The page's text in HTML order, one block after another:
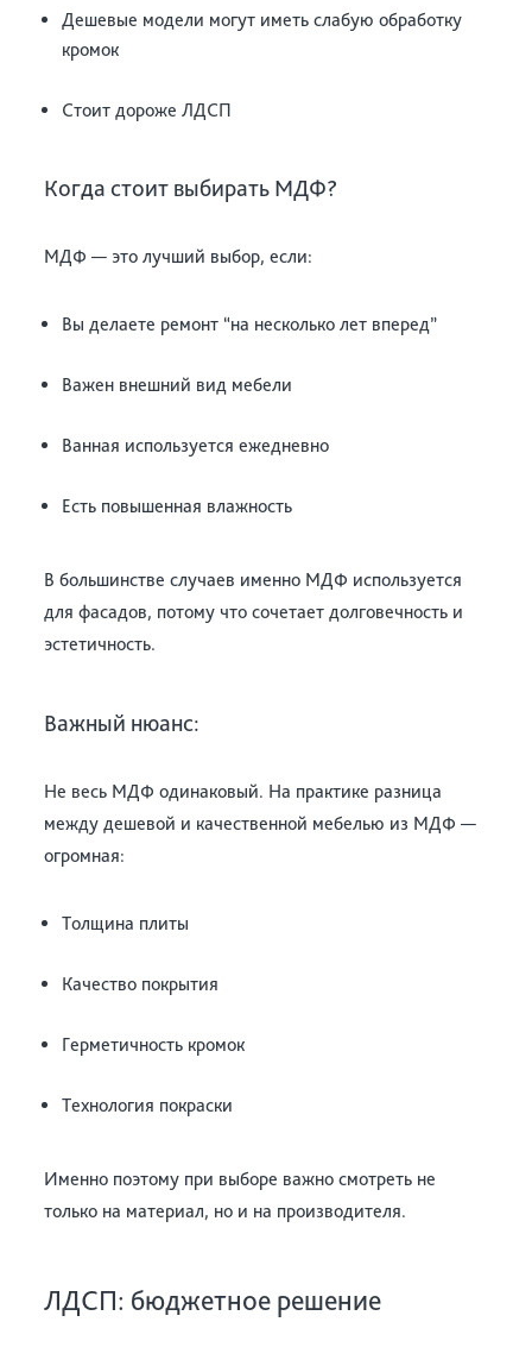
Дешевые модели могут иметь слабую обработку
кромок
Стоит дороже ЛДСП
Когда стоит выбирать МДФ?
МДФ — это лучший выбор, если:
Вы делаете ремонт “на несколько лет вперед”
Важен внешний вид мебели
Ванная используется ежедневно
Есть повышенная влажность
В большинстве случаев именно МДФ используется
для фасадов, потому что сочетает долговечность и
эстетичность.
Важный нюанс:
Не весь МДФ одинаковый. На практике разница
между дешевой и качественной мебелью из МДФ —
огромная:
Толщина плиты
Качество покрытия
Герметичность кромок
Технология покраски
Именно поэтому при выборе важно смотреть не
только на материал, но и на производителя.
ЛДСП: бюджетное решение